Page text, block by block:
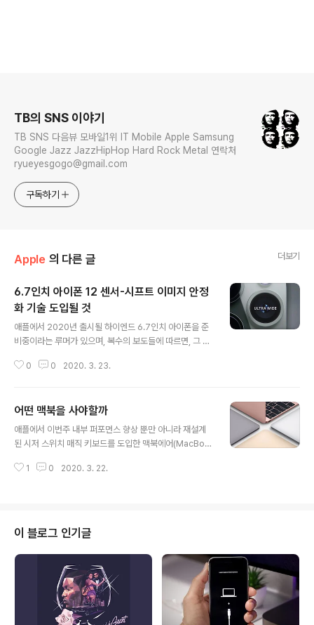
TB의 SNS 이야기
TB SNS 다음뷰 모바일1위 IT Mobile Apple Samsung
Google Jazz JazzHipHop Hard Rock Metal 연락처
ryueyesgogo@gmail.com
구독하기
Apple 의 다른 글 더보기
6.7인치 아이폰 12 센서-시프트 이미지 안정
화 기술 도입될 것
애플에서 2020년 출시될 하이엔드 6.7인치 아이폰을 준
비중이라는 루머가 있으며, 복수의 보도들에 따르면, 그 단
다 많은 빛을 캡처하는 대형 센서를 포함하는 향상된 다중
센서에 부착되는 센서-시프트(Sensor-Shift) 이미지 안
정화 기술을 포함할 것이라 말하였다. MacRumors가 입
수한 TF 인터네셔널 증권사의 리서치 노트에서, 궈는 이
것으로 전망했다. 세부사항들은 거의 없지만, 6.7인치 모
0 0 2020. 3. 23.
어떤 맥북을 사야할까
애플에서 이번주 내부 퍼포먼스 향상 뿐만 아니라 재설계
된 시저 스위치 매직 키보드를 도입한 맥북에어(MacBoo
북프로가 새로운 키보드 디자인을 탑재했기 때문에, 13인
16년에, 버터플라이 키보드의 신뢰도에 초기 불만들에도
불구하고, 애플은 다른 맥북프로 라인업에도 이를 도입했
다. 애플은 기술적으로 3번째 시도인 2018년형 버터플라
이 키보드 설계를 각 키 아래의 새로운 "얇은, 실리콘막" 덕
분에 조용할 것이라 말하였다. 그러나 그 막은 문제를 해결
하지 못하였고 사용자들은 신뢰도..
1 0 2020. 3. 22.
이 블로그 인기글